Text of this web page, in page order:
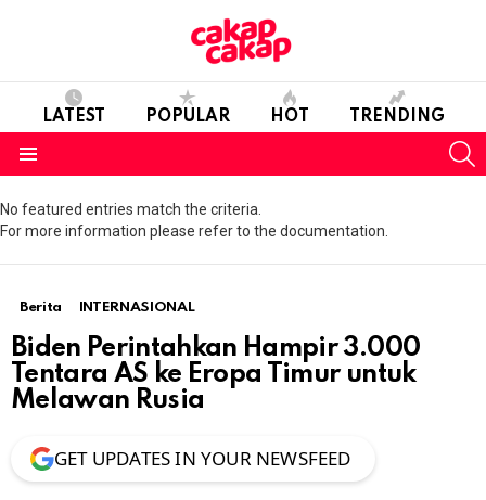
LATEST POPULAR HOT TRENDING
No featured entries match the criteria.
For more information please refer to the documentation.
Berita INTERNASIONAL
Biden Perintahkan Hampir 3.000
Tentara AS ke Eropa Timur untuk
Melawan Rusia
GET UPDATES IN YOUR NEWSFEED